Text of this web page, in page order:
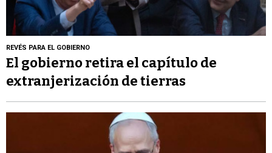
REVÉS PARA EL GOBIERNO
El gobierno retira el capítulo de
extranjerización de tierras